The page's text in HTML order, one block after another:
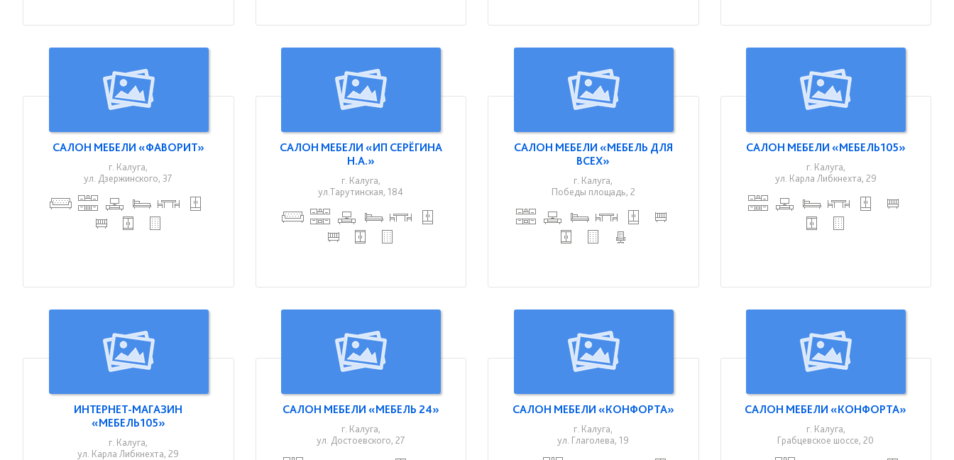
САЛОН МЕБЕЛИ «ФАВОРИТ»
г. Калуга,
ул. Дзержинского, 37
САЛОН МЕБЕЛИ «ИП СЕРЁГИНА
Н.А.»
г. Калуга,
ул.Тарутинская, 184
САЛОН МЕБЕЛИ «МЕБЕЛЬ ДЛЯ
ВСЕХ»
г. Калуга,
Победы площадь, 2
САЛОН МЕБЕЛИ «МЕБЕЛЬ105»
г. Калуга,
ул. Карла Либкнехта, 29
ИНТЕРНЕТ-МАГАЗИН
«МЕБЕЛЬ105»
г. Калуга,
ул. Карла Либкнехта, 29
САЛОН МЕБЕЛИ «МЕБЕЛЬ 24»
г. Калуга,
ул. Достоевского, 27
САЛОН МЕБЕЛИ «КОНФОРТА»
г. Калуга,
ул. Глаголева, 19
САЛОН МЕБЕЛИ «КОНФОРТА»
г. Калуга,
Грабцевское шоссе, 20